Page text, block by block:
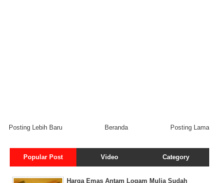
Posting Lebih Baru Posting Lama
Beranda
Popular Post Video Category
Harga Emas Antam Logam Mulia Sudah